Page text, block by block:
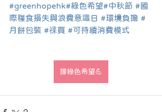
#greenhopehk#綠色希望#中秋節 #國
際糧食損失與浪費意識日 #環境負擔 #
月餅包裝 #祼買 #可持續消費模式
撐綠色希望💪